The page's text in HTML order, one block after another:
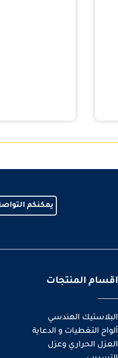
يمكنكم
اقسام المنتجات
البلاستيك الهندسي
ألواح التغطيات و الدعاية
العزل الحراري وعزل